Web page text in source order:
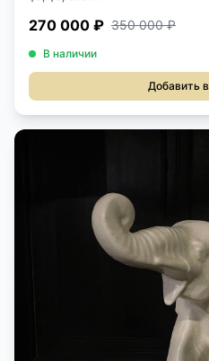
270 000 ₽ 350 000 ₽
В наличии
Добавить